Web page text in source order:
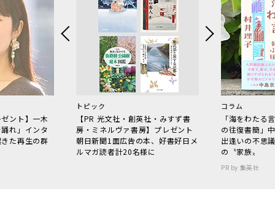
ント】一木
れ」インタ
た再生の群
トピック
【PR 光文社・創英社・みすず書
房・ミネルヴァ書房】プレゼント
朝日新聞1面広告の本、好書好日メ
ルマガ読者計20名様に
コラム
「海をわた
の往復書簡」
出逢いの不思
の〝家族〟
PR by 集英社